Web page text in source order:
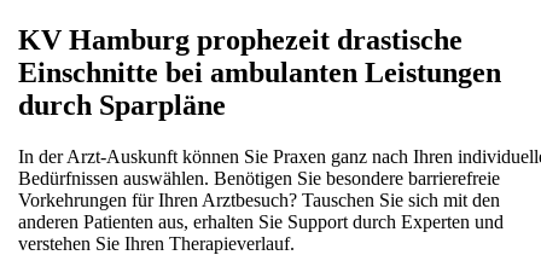
KV Hamburg prophezeit drastische
Einschnitte bei ambulanten Leistungen
durch Sparpläne
In der Arzt-Auskunft können Sie Praxen ganz nach Ihren
Bedürfnissen auswählen. Benötigen Sie besondere barrierefreie
Vorkehrungen für Ihren Arztbesuch? Tauschen Sie sich mit den
anderen Patienten aus, erhalten Sie Support durch Experten und
verstehen Sie Ihren Therapieverlauf.